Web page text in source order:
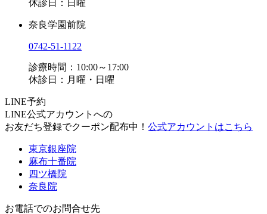
休診日：日曜
奈良学園前院
0742-51-1122
診療時間：10:00～17:00
休診日：月曜・日曜
LINE予約
LINE公式アカウントへの
お友だち登録でクーポン配布中！ 公式アカウントはこちら
東京銀座院
麻布十番院
四ツ橋院
奈良院
お電話でのお問合せ先